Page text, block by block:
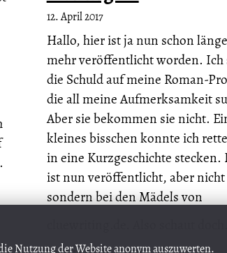
12. April 2017
Hallo, hier ist ja nun schon
mehr veröffentlicht worden. Ich
die Schuld auf meine Roman-
die all meine Aufmerksamkeit
Aber sie bekommen sie nicht.
kleines bisschen konnte ich
in eine Kurzgeschichte stecken.
ist nun veröffentlicht, aber nicht
sondern bei den Mädels von
Nutzung der Website anonym auszuwerten.